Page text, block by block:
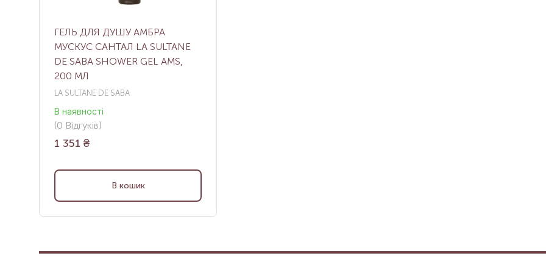
ГЕЛЬ ДЛЯ ДУШУ AМБРА
МУСКУС САНТАЛ LA SULTANE
DE SABA SHOWER GEL AMS,
200 МЛ
LA SULTANE DE SABA
В наявності
(0 Відгуків)
1 351 ₴
В кошик